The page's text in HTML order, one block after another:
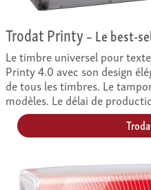
Trodat Printy– Le best-
Le timbre universel pour
Printy 4.0 avec son design
de tous les timbres. Le
modèles. Le délai de